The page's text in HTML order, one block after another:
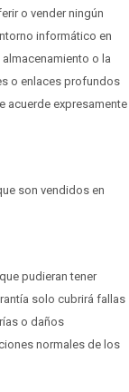
o vender ningún
informático en
o la
o enlaces profundos
acuerde expresamente
son vendidos en
pudieran tener
solo cubrirá fallas
o daños
normales de los